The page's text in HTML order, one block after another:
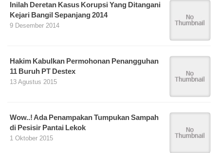
Inilah Deretan Kasus Korupsi Yang Ditangani
Kejari Bangil Sepanjang 2014
9 Desember 2014
Hakim Kabulkan Permohonan Penangguhan
11 Buruh PT Destex
13 Agustus 2015
Wow..! Ada Penampakan Tumpukan Sampah
di Pesisir Pantai Lekok
1 Oktober 2015